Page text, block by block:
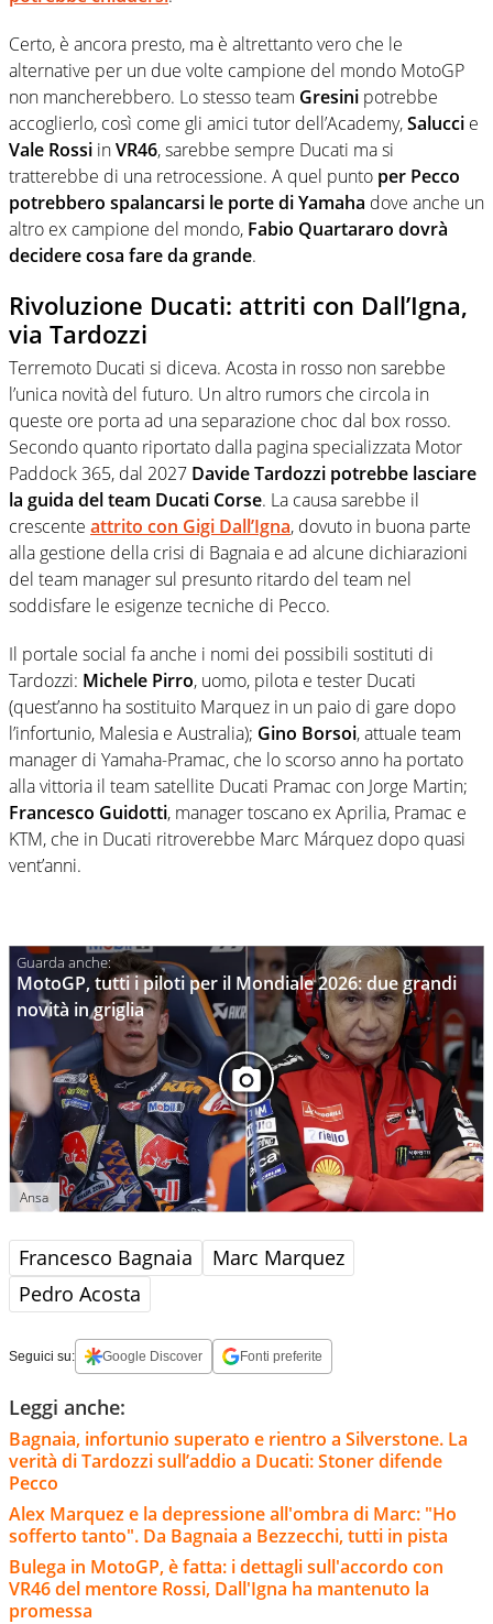
Certo, è ancora presto, ma è altrettanto vero che le
alternative per un due volte campione del mondo MotoGP
non mancherebbero. Lo stesso team Gresini potrebbe
accoglierlo, così come gli amici tutor dell’Academy,Salucci e
Vale Rossi inVR46, sarebbe sempre Ducati ma si
tratterebbe di una retrocessione. A quel punto per Pecco
potrebbero spalancarsi le porte di Yamaha dove anche un
altro ex campione del mondo, Fabio Quartararo dovrà
decidere cosa fare da grande.
Rivoluzione Ducati: attriti con Dall’Igna,
via Tardozzi
Terremoto Ducati si diceva. Acosta in rosso non sarebbe
l’unica novità del futuro. Un altro rumors che circola in
queste ore porta ad una separazione choc dal box rosso.
Secondo quanto riportato dalla pagina specializzata Motor
Paddock 365, dal 2027 Davide Tardozzi potrebbe lasciare
la guida del team Ducati Corse. La causa sarebbe il
crescente attrito con Gigi Dall’Igna, dovuto in buona parte
alla gestione della crisi di Bagnaia e ad alcune dichiarazioni
del team manager sul presunto ritardo del team nel
soddisfare le esigenze tecniche di Pecco.
Il portale social fa anche i nomi dei possibili sostituti di
Tardozzi: Michele Pirro, uomo, pilota e tester Ducati
(quest’anno ha sostituito Marquez in un paio di gare dopo
l’infortunio, Malesia e Australia); Gino Borsoi, attuale team
manager di Yamaha-Pramac, che lo scorso anno ha portato
alla vittoria il team satellite Ducati Pramac con Jorge Martin;
Francesco Guidotti, manager toscano ex Aprilia, Pramac e
KTM, che in Ducati ritroverebbe Marc Márquez dopo quasi
vent’anni.
MotoGP, tutti i piloti per il Mondiale 2026: due grandi
novità in griglia
Ansa
Francesco Bagnaia
Marc Marquez
Pedro Acosta
Seguici su: Google Discover Fonti preferite
Leggi anche:
Bagnaia, infortunio superato e rientro a Silverstone. La
verità di Tardozzi sull’addio a Ducati: Stoner difende
Pecco
Alex Marquez e la depressione all'ombra di Marc: "Ho
sofferto tanto". Da Bagnaia a Bezzecchi, tutti in pista
Bulega in MotoGP, è fatta: i dettagli sull'accordo con
VR46 del mentore Rossi, Dall'Igna ha mantenuto la
promessa